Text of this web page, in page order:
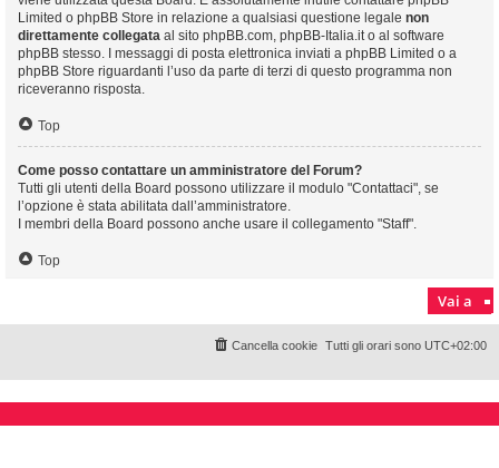
Limited o phpBB Store in relazione a qualsiasi questione legale non
direttamente collegata al sito phpBB.com, phpBB-Italia.it o al software
phpBB stesso. I messaggi di posta elettronica inviati a phpBB Limited o a
phpBB Store riguardanti l’uso da parte di terzi di questo programma non
riceveranno risposta.
Top
Come posso contattare un amministratore del Forum?
Tutti gli utenti della Board possono utilizzare il modulo "Contattaci", se
l’opzione è stata abilitata dall’amministratore.
I membri della Board possono anche usare il collegamento "Staff".
Top
Vai a
Tutti gli orari sono UTC+02:00
Cancella cookie